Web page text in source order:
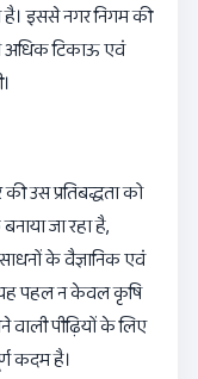
इससे नगर निगम की
अधिक टिकाऊ एवं
उस प्रतिबद्धता को
जा रहा है,
के वैज्ञानिक एवं
यह पहल न केवल कृषि
वाली पीढ़ियों के लिए
कदम है।